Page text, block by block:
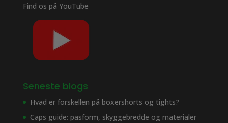
Find os på YouTube
Seneste blogs
Hvad er forskellen på boxershorts og tights?
Caps guide: pasform, skyggebredde og materialer